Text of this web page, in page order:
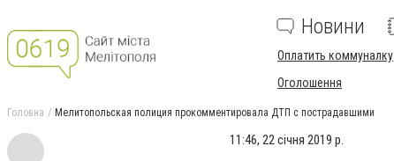
Новини
Оплатить коммуналку
Оголошення
Головна Мелитопольская полиция прокомментировала ДТП с пострадавшими
11:46, 22 січня 2019 р.